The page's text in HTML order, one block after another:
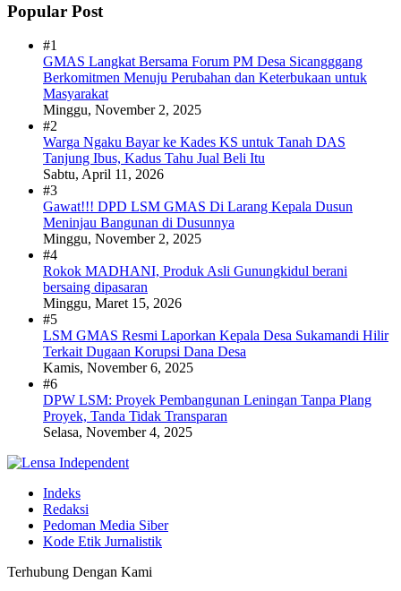
Popular Post
#1
GMAS Langkat Bersama Forum PM Desa Sicangggang
Berkomitmen Menuju Perubahan dan Keterbukaan untuk
Masyarakat
Minggu, November 2, 2025
#2
Warga Ngaku Bayar ke Kades KS untuk Tanah DAS
Tanjung Ibus, Kadus Tahu Jual Beli Itu
Sabtu, April 11, 2026
#3
Gawat!!! DPD LSM GMAS Di Larang Kepala Dusun
Meninjau Bangunan di Dusunnya
Minggu, November 2, 2025
#4
Rokok MADHANI, Produk Asli Gunungkidul berani
bersaing dipasaran
Minggu, Maret 15, 2026
#5
LSM GMAS Resmi Laporkan Kepala Desa Sukamandi Hilir
Terkait Dugaan Korupsi Dana Desa
Kamis, November 6, 2025
#6
DPW LSM: Proyek Pembangunan Leningan Tanpa Plang
Proyek, Tanda Tidak Transparan
Selasa, November 4, 2025
Indeks
Redaksi
Pedoman Media Siber
Kode Etik Jurnalistik
Terhubung Dengan Kami